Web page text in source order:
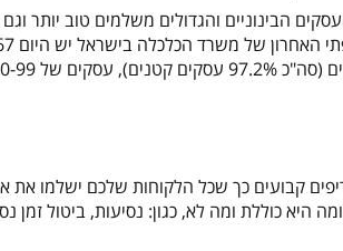
הבינוניים והגדולים משלמים טוב יותר
ייעוץ שיווקי גדולה
קבועים כך שכל הלקוחות שלכם ישלמו את
היא כוללת ומה לא, כגון: נסיעות, ביטול זמן